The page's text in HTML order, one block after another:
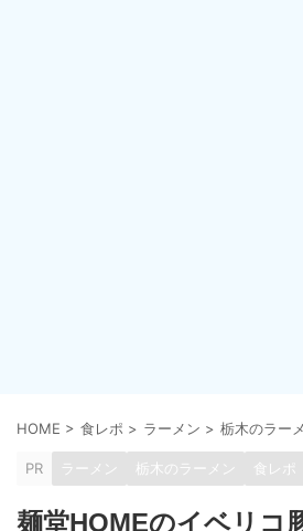
HOME > 食レポ > ラーメン > 栃木のラー
PR ラーメン 栃木のラーメン 食レポ
麺堂HOMEのイベリコ